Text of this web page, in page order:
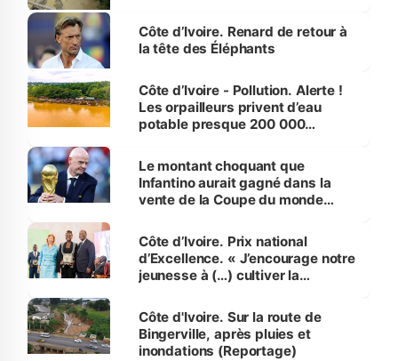
Côte d’Ivoire. Renard de retour à
la tête des Éléphants
Côte d’Ivoire - Pollution. Alerte !
Les orpailleurs privent d’eau
potable presque 200 000
Le montant choquant que
Infantino aurait gagné dans la
vente de la Coupe du monde
Côte d’Ivoire. Prix national
d’Excellence. « J’encourage notre
jeunesse à (…) cultiver la
(Alassane Ouattara
Côte d'Ivoire. Sur la route de
Bingerville, après pluies et
inondations (Reportage)